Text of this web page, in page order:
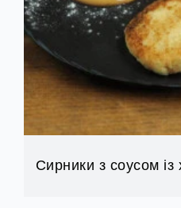
Сирники з соусом із